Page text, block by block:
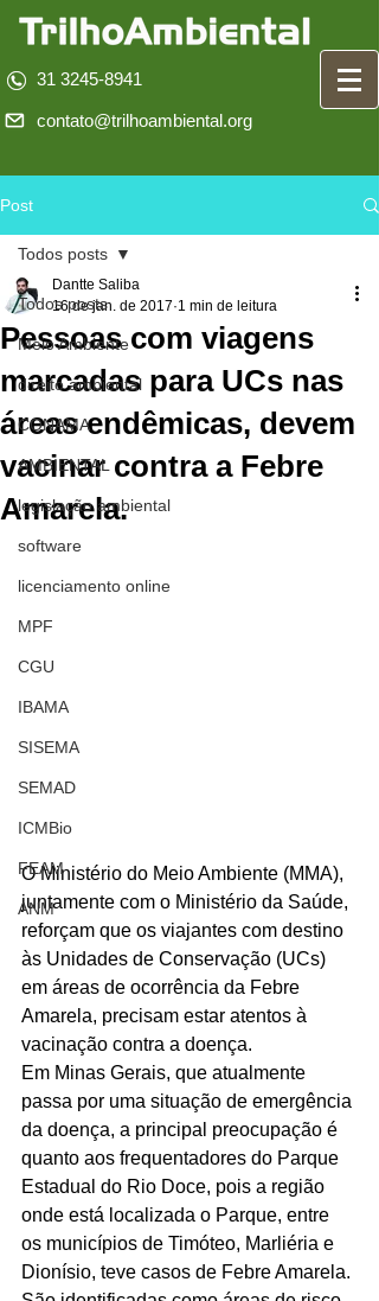
31 3245-8941
contato@trilhoambiental.org
Post
Todos posts
Meio Ambiente
direito ambiental
CONAMA
AMBIENTAL
legislação ambiental
software
licenciamento online
MPF
CGU
IBAMA
SISEMA
SEMAD
ICMBio
FEAM
ANM
Todos posts
Pessoas com viagens
marcadas para UCs nas
áreas endêmicas, devem
vacinar contra a Febre
Amarela.
Dantte Saliba
16 de jan. de 2017 1 min de leitura
O Ministério do Meio Ambiente (MMA),
juntamente com o Ministério da Saúde,
reforçam que os viajantes com destino
às Unidades de Conservação (UCs)
em áreas de ocorrência da Febre
Amarela, precisam estar atentos à
vacinação contra a doença.
Em Minas Gerais, que atualmente
passa por uma situação de emergência
da doença, a principal preocupação é
quanto aos frequentadores do Parque
Estadual do Rio Doce, pois a região
onde está localizada o Parque, entre
os municípios de Timóteo, Marliéria e
Dionísio, teve casos de Febre Amarela.